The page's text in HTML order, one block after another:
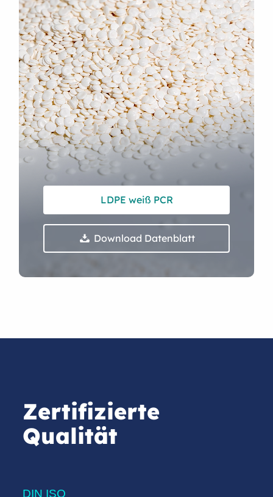
LDPE weiß PCR
 Download Datenblatt
Zertifizierte
Qualität
DIN ISO